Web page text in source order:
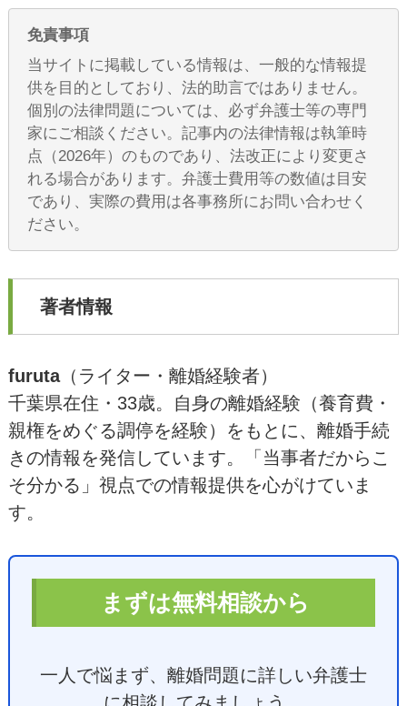
免責事項
当サイトに掲載している情報は、一般的な情報提
供を目的としており、法的助言ではありません。
個別の法律問題については、必ず弁護士等の専門
家にご相談ください。記事内の法律情報は執筆時
点（2026年）のものであり、法改正により変更さ
れる場合があります。弁護士費用等の数値は目安
であり、実際の費用は各事務所にお問い合わせく
ださい。
著者情報
furuta（ライター・離婚経験者）
千葉県在住・33歳。自身の離婚経験（養育費・
親権をめぐる調停を経験）をもとに、離婚手続
きの情報を発信しています。「当事者だからこ
そ分かる」視点での情報提供を心がけていま
す。
まずは無料相談から
一人で悩まず、離婚問題に詳しい弁護士